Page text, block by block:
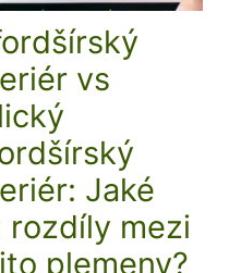
vs
Jaké
rozdíly mezi
plemeny?